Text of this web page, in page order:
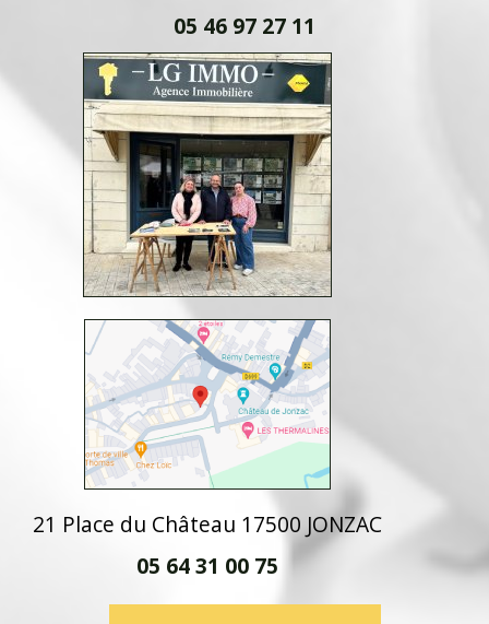
05 46 97 27 11
21 Place du Château 17500 JONZAC
05 64 31 00 75